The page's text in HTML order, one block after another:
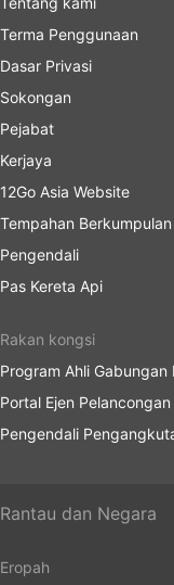
Terma Penggunaan
Dasar Privasi
Sokongan
Pejabat
Kerjaya
12Go Asia Website
Tempahan Berkumpulan
Pengendali
Pas Kereta Api
Rakan kongsi
Program Ahli Gabungan
Portal Ejen Pelancongan
Pengendali
Rantau dan Negara
Eropah